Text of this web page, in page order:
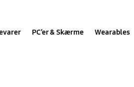
PC’er & Skærme Wearables